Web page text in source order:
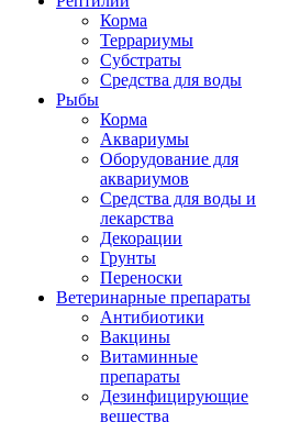
Корма
Террариумы
Субстраты
Средства для воды
Рыбы
Корма
Аквариумы
Оборудование для
аквариумов
Средства для воды и
лекарства
Декорации
Грунты
Переноски
Ветеринарные препараты
Антибиотики
Вакцины
Витаминные
препараты
Дезинфицирующие
вещества